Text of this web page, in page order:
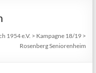
1954 e.V. > Kampagne 18/19 >
Rosenberg Seniorenheim